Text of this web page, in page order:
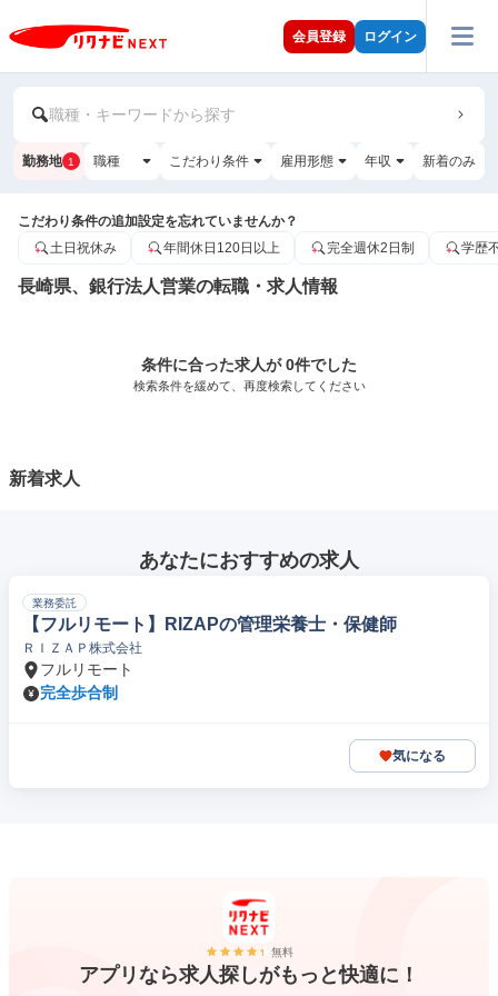
会員登録 ログイン
職種・キーワードから探す
勤務地 1 職種 こだわり条件 雇用形態 年収 新着のみ
こだわり条件の追加設定を忘れていませんか？
土日祝休み
年間休日120日以上 完全週休2日制 学歴
長崎県、銀行法人営業の転職・求人情報
条件に合った求人が 0件でした
検索条件を緩めて、再度検索してください
新着求人
あなたにおすすめの求人
業務委託
【フルリモート】RIZAPの管理栄養士・保健師
ＲＩＺＡＰ株式会社
フルリモート
完全歩合制
気になる
無料
アプリなら求人探しがもっと快適に！